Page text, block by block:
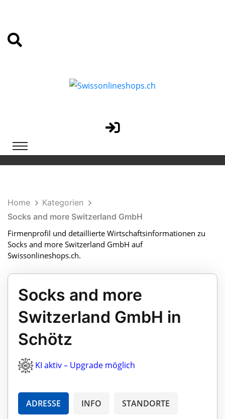
Home
Kategorien
Socks and more Switzerland GmbH
Firmenprofil und detaillierte Wirtschaftsinformationen zu
Socks and more Switzerland GmbH auf
Swissonlineshops.ch.
Socks and more
Switzerland GmbH in
Schötz
KI aktiv – Upgrade möglich
ADRESSE INFO STANDORTE